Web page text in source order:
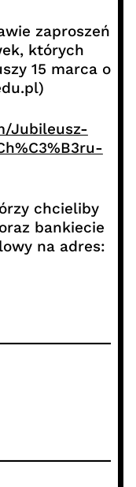
zaproszeń
których
15 marca o
Jubileusz-
chcieliby
bankiecie
na adres: